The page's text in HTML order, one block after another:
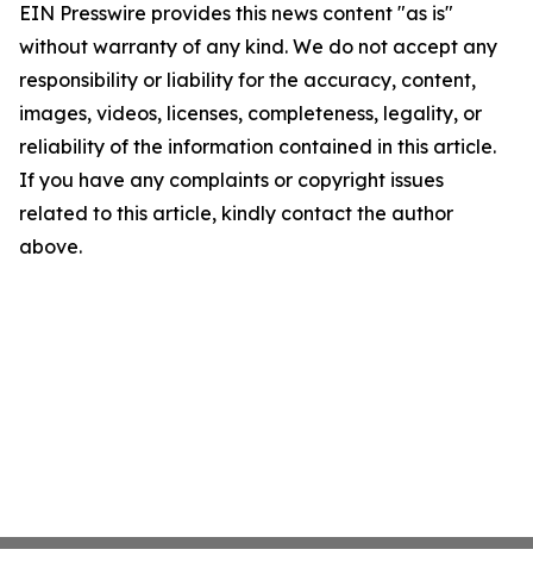
EIN Presswire provides this news content "as is"
without warranty of any kind. We do not accept any
responsibility or liability for the accuracy, content,
images, videos, licenses, completeness, legality, or
reliability of the information contained in this article.
If you have any complaints or copyright issues
related to this article, kindly contact the author
above.